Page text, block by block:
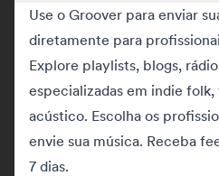
Use o Groover para enviar
diretamente para
Explore playlists, blogs,
especializadas em indie
acústico. Escolha os
envie sua música. Receba
7 dias.